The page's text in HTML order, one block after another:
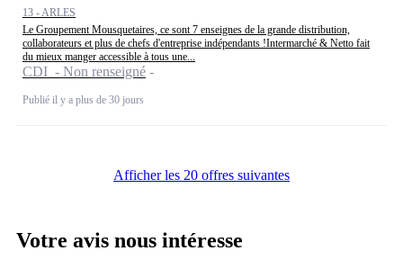
13 - ARLES
Le Groupement Mousquetaires, ce sont 7 enseignes de la grande distribution,
collaborateurs et plus de chefs d'entreprise indépendants !Intermarché & Netto fait
du mieux manger accessible à tous une...
CDI - Non renseigné
Publié il y a plus de 30 jours
Afficher les 20 offres suivantes
Votre avis nous intéresse